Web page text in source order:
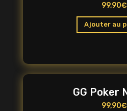
99,90€
Ajouter au
GG Poker
99,90€